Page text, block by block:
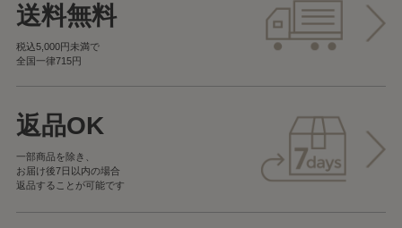
送料無料
税込5,000円未満で
全国一律715円
返品OK
一部商品を除き、
お届け後7日以内の場合
返品することが可能です